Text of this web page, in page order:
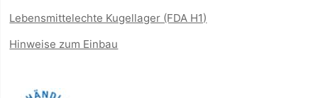
Lebensmittelechte Kugellager (FDA H1)
Hinweise zum Einbau